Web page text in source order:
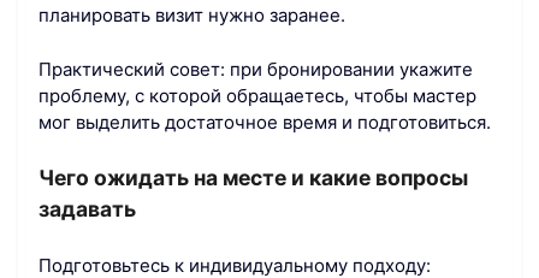
планировать визит нужно заранее.
Практический совет: при бронировании укажите
проблему, с которой обращаетесь, чтобы мастер
мог выделить достаточное время и подготовиться.
Чего ожидать на месте и какие вопросы
задавать
Подготовьтесь к индивидуальному подходу: